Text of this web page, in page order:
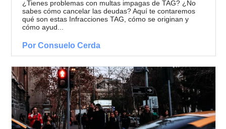
¿Tienes problemas con multas impagas de TAG? ¿No
sabes cómo cancelar las deudas? Aquí te contaremos
qué son estas Infracciones TAG, cómo se originan y
cómo ayud...
Por Consuelo Cerda